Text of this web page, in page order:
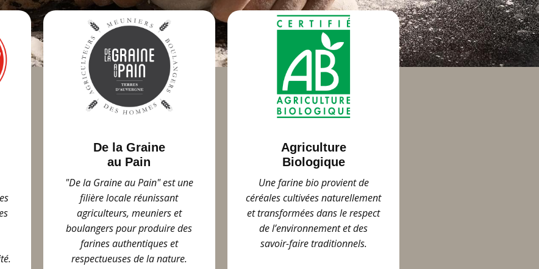
De la Graine
au Pain
"De la Graine au Pain" est une
filière locale réunissant
agriculteurs, meuniers et
boulangers pour produire des
farines authentiques et
respectueuses de la nature.
Agriculture
Biologique
Une farine bio provient de
céréales cultivées naturellement
et transformées dans le respect
de l’environnement et des
savoir-faire traditionnels.